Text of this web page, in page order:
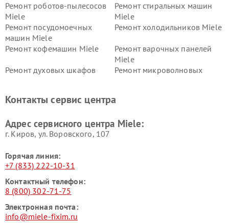
Ремонт роботов-пылесосов
Miele
Ремонт стиральных машин
Miele
Ремонт посудомоечных
машин Miele
Ремонт холодильников Miele
Ремонт кофемашин Miele
Ремонт варочных панелей
Miele
Ремонт духовых шкафов
Ремонт микроволновых
Miele
Miele
пылесосов Miele
Контакты сервис центра
Адрес сервисного центра Miele:
г. Киров, ул. Воровского, 107
Горячая линия:
+7 (833) 222-10-31
Контактный телефон:
8 (800) 302-71-75
Электронная почта:
info@miele-fixim.ru